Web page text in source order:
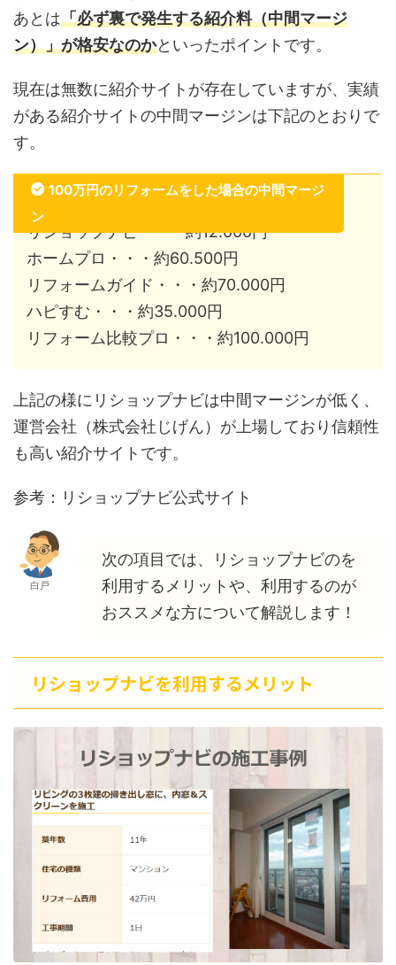
あとは「必ず裏で発生する紹介料（中間マージ
ン）」が格安なのかといったポイントです。
現在は無数に紹介サイトが存在していますが、実績
がある紹介サイトの中間マージンは下記のとおりで
す。
100万円のリフォームをした場合の中間マージ
ン
リショップナビ・・・約12.000円
ホームプロ・・・約60.500円
リフォームガイド・・・約70.000円
ハピすむ・・・約35.000円
リフォーム比較プロ・・・約100.000円
上記の様にリショップナビは中間マージンが低く、
運営会社（株式会社じげん）が上場しており信頼性
も高い紹介サイトです。
参考：リショップナビ公式サイト
白戸
次の項目では、リショップナビのを
利用するメリットや、利用するのが
おススメな方について解説します！
リショップナビを利用するメリット